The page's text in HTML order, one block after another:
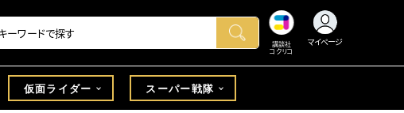
講談社
コクリコ
マイページ
仮面ライダー スーパー戦隊